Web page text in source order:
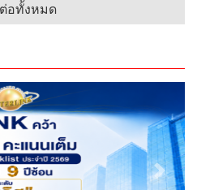
อทั้งหมด
Next